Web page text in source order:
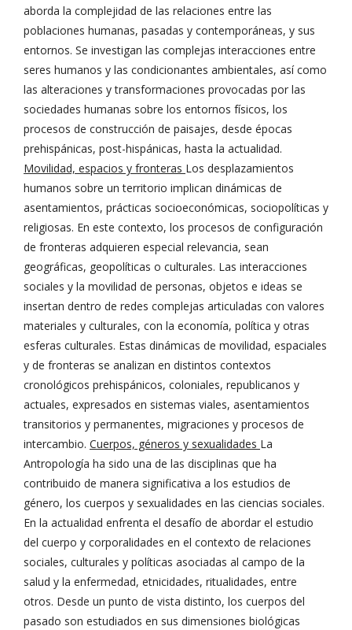
aborda la complejidad de las relaciones entre las
poblaciones humanas, pasadas y contemporáneas, y sus
entornos. Se investigan las complejas interacciones entre
seres humanos y las condicionantes ambientales, así como
las alteraciones y transformaciones provocadas por las
sociedades humanas sobre los entornos físicos, los
procesos de construcción de paisajes, desde épocas
prehispánicas, post-hispánicas, hasta la actualidad.
Movilidad, espacios y fronteras Los desplazamientos
humanos sobre un territorio implican dinámicas de
asentamientos, prácticas socioeconómicas, sociopolíticas y
religiosas. En este contexto, los procesos de configuración
de fronteras adquieren especial relevancia, sean
geográficas, geopolíticas o culturales. Las interacciones
sociales y la movilidad de personas, objetos e ideas se
insertan dentro de redes complejas articuladas con valores
materiales y culturales, con la economía, política y otras
esferas culturales. Estas dinámicas de movilidad, espaciales
y de fronteras se analizan en distintos contextos
cronológicos prehispánicos, coloniales, republicanos y
actuales, expresados en sistemas viales, asentamientos
transitorios y permanentes, migraciones y procesos de
intercambio. Cuerpos, géneros y sexualidades La
Antropología ha sido una de las disciplinas que ha
contribuido de manera significativa a los estudios de
género, los cuerpos y sexualidades en las ciencias sociales.
En la actualidad enfrenta el desafío de abordar el estudio
del cuerpo y corporalidades en el contexto de relaciones
sociales, culturales y políticas asociadas al campo de la
salud y la enfermedad, etnicidades, ritualidades, entre
otros. Desde un punto de vista distinto, los cuerpos del
pasado son estudiados en sus dimensiones biológicas